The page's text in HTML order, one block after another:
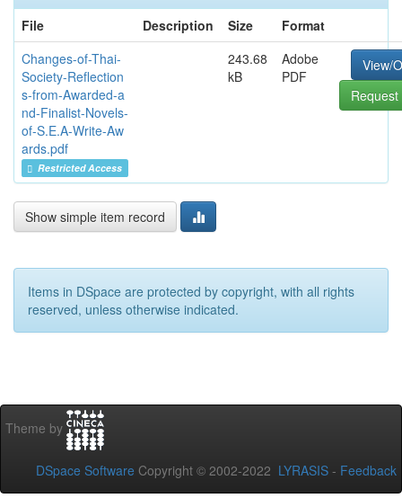
File
Description Size
Format
Changes-of-Thai-
Society-Reflection
s-from-Awarded-a
nd-Finalist-Novels-
of-S.E.A-Write-Aw
ards.pdf
Restricted Access
243.68
kB
Adobe
PDF
View/
Show simple item record
Items in DSpace are protected by copyright, with all rights
reserved, unless otherwise indicated.
Theme by
DSpace Software Copyright © 2002-2022 LYRASIS - Feedback